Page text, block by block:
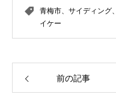
青梅市、サイディング
イケー
前の記事